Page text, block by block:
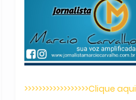
>>>>>>>>>>>>>>>>>>Clique aqui